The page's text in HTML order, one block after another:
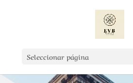
Seleccionar página